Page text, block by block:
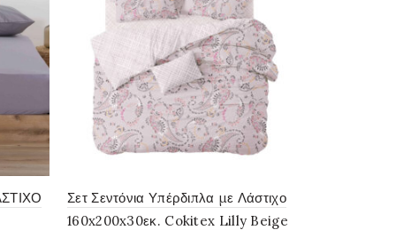
Σετ Σεντόνια Υπέρδιπλα με Λάστιχο
160x200x30εκ. Cokitex Lilly Beige